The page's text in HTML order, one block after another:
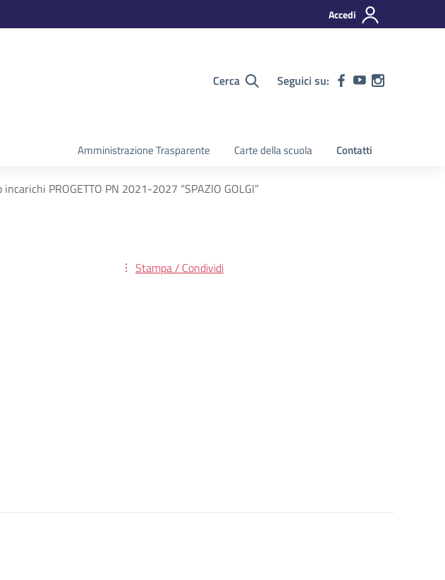
Accedi
Cerca Seguici su:
Amministrazione Trasparente Carte della scuola Contatti
PROGETTO PN 2021-2027 “SPAZIO GOLGI”
Stampa / Condividi